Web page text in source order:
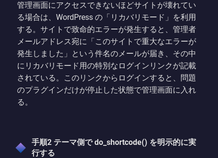
管理画面にアクセスできないほどサイトが壊れてい
る場合は、WordPress の「リカバリモード」を利用
する。サイトで致命的エラーが発生すると、管理者
メールアドレス宛に「このサイトで重大なエラーが
発生しました」という件名のメールが届き、その中
にリカバリモード用の特別なログインリンクが記載
されている。このリンクからログインすると、問題
のプラグインだけが停止した状態で管理画面に入れ
る。
手順2 テーマ側で do_shortcode() を明示的に実
行する